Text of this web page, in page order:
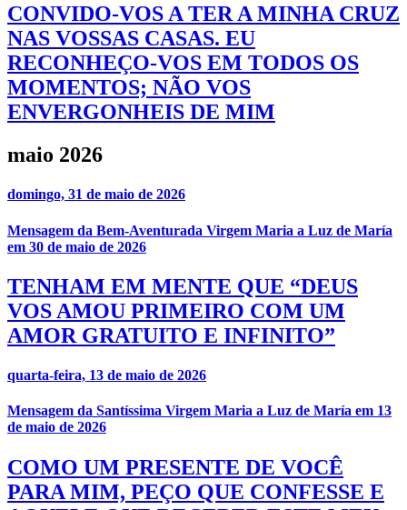
CONVIDO-VOS A TER A MINHA CRUZ
NAS VOSSAS CASAS. EU
RECONHEÇO-VOS EM TODOS OS
MOMENTOS; NÃO VOS
ENVERGONHEIS DE MIM
maio 2026
domingo, 31 de maio de 2026
Mensagem da Bem-Aventurada Virgem Maria a Luz de María
em 30 de maio de 2026
TENHAM EM MENTE QUE “DEUS
VOS AMOU PRIMEIRO COM UM
AMOR GRATUITO E INFINITO”
quarta-feira, 13 de maio de 2026
Mensagem da Santíssima Virgem Maria a Luz de María em 13
de maio de 2026
COMO UM PRESENTE DE VOCÊ
PARA MIM, PEÇO QUE CONFESSE E